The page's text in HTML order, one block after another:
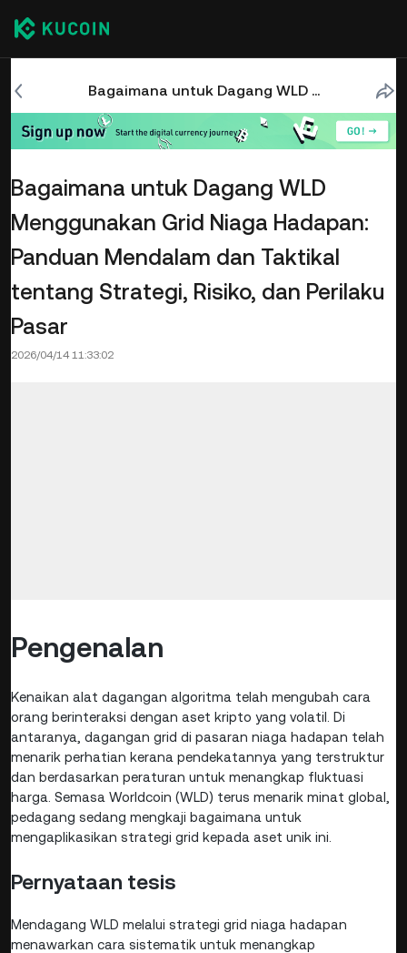
Bagaimana untuk Dagang WLD Menggunakan Grid Niaga Hadapan: Panduan Mendalam dan Taktikal tentang Strategi, Risiko, dan Perilaku Pasar
Bagaimana untuk Dagang WLD
Menggunakan Grid Niaga Hadapan:
Panduan Mendalam dan Taktikal
tentang Strategi, Risiko, dan Perilaku
Pasar
2026/04/14 11:33:02
Pengenalan
Kenaikan alat dagangan algoritma telah mengubah cara
orang berinteraksi dengan aset kripto yang volatil. Di
antaranya, dagangan grid di pasaran niaga hadapan telah
menarik perhatian kerana pendekatannya yang terstruktur
dan berdasarkan peraturan untuk menangkap fluktuasi
harga. Semasa Worldcoin (WLD) terus menarik minat global,
pedagang sedang mengkaji bagaimana untuk
mengaplikasikan strategi grid kepada aset unik ini.
Pernyataan tesis
Mendagang WLD melalui strategi grid niaga hadapan
menawarkan cara sistematik untuk menangkap